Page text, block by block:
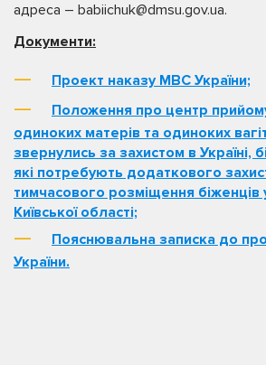
адреса – babiichuk@dmsu.gov.ua.
Документи:
Проект наказу МВС України;
Положення про центр
одиноких матерів та одиноких
звернулись за захистом в Україні,
які потребують додаткового
тимчасового розміщення біженців
Київської області;
Пояснювальна записка до
України.